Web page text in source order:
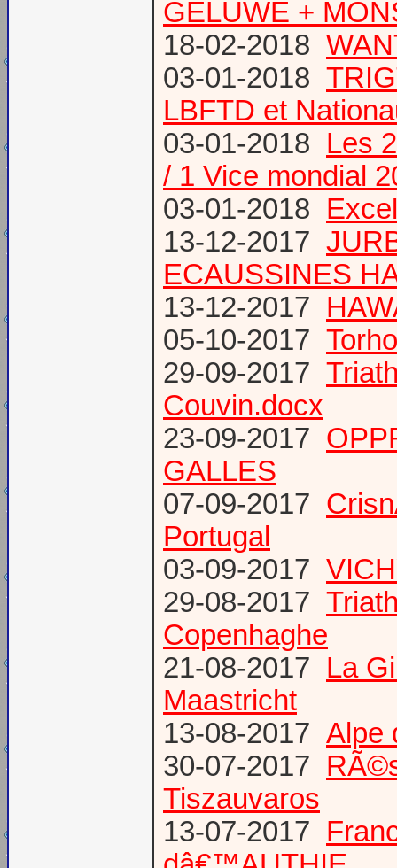
GELUWE +
18-02-2018
03-01-2018
LBFTD et
03-01-2018 Les
/ 1 Vice mondial
03-01-2018
13-12-2017
ECAUSSINES
13-12-2017
05-10-2017
29-09-2017
Couvin.docx
23-09-2017
GALLES
07-09-2017
Portugal
03-09-2017
29-08-2017
Copenhaghe
21-08-2017 La
Maastricht
13-08-2017 Alpe
30-07-2017
Tiszauvaros
13-07-2017